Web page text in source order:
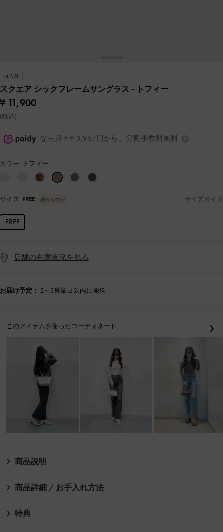
再入荷
スクエア シックフレームサングラス - トフィー
¥ 11,900
(税込)
なら月々¥ 3,967円から。分割手数料無料
カラー: トフィー
サイズ: FREE 残りわずか サイズガイド
FREE
店舗の在庫状況を見る
お届け予定： 2～3営業日以内に発送
このアイテムを使ったコーディネート: 戻る
商品説明
商品詳細 / お手入れ方法
特典